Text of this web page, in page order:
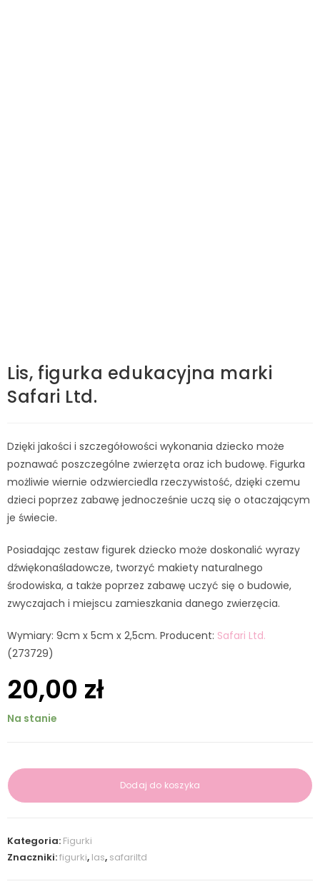
Lis, figurka edukacyjna marki
Safari Ltd.
Dzięki jakości i szczegółowości wykonania dziecko może
poznawać poszczególne zwierzęta oraz ich budowę. Figurka
możliwie wiernie odzwierciedla rzeczywistość, dzięki czemu
dzieci poprzez zabawę jednocześnie uczą się o otaczającym
je świecie.
Posiadając zestaw figurek dziecko może doskonalić wyrazy
dźwiękonaśladowcze, tworzyć makiety naturalnego
środowiska, a także poprzez zabawę uczyć się o budowie,
zwyczajach i miejscu zamieszkania danego zwierzęcia.
Wymiary: 9cm x 5cm x 2,5cm. Producent: Safari Ltd.
(273729)
20,00 zł
Na stanie
Dodaj do koszyka
Kategoria: Figurki
Znaczniki:figurki, las, safariltd